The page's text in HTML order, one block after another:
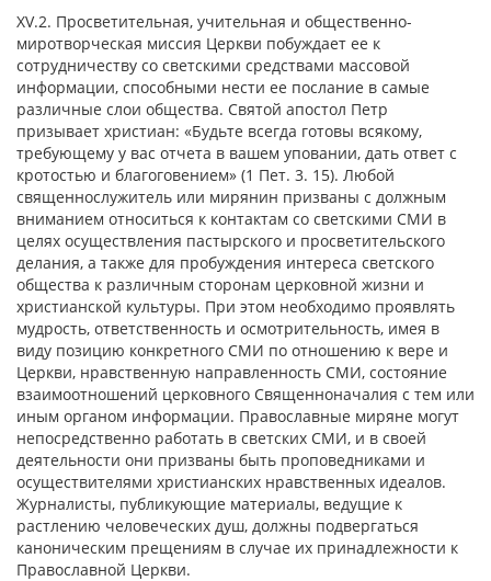
XV.2. Просветительная, учительная и общественно-
миротворческая миссия Церкви побуждает ее к
сотрудничеству со светскими средствами массовой
информации, способными нести ее послание в самые
различные слои общества. Святой апостол Петр
призывает христиан: «Будьте всегда готовы всякому,
требующему у вас отчета в вашем уповании, дать ответ с
кротостью и благоговением» (1 Пет. 3. 15). Любой
священнослужитель или мирянин призваны с должным
вниманием относиться к контактам со светскими СМИ в
целях осуществления пастырского и просветительского
делания, а также для пробуждения интереса светского
общества к различным сторонам церковной жизни и
христианской культуры. При этом необходимо проявлять
мудрость, ответственность и осмотрительность, имея в
виду позицию конкретного СМИ по отношению к вере и
Церкви, нравственную направленность СМИ, состояние
взаимоотношений церковного Священноначалия с тем или
иным органом информации. Православные миряне могут
непосредственно работать в светских СМИ, и в своей
деятельности они призваны быть проповедниками и
осуществителями христианских нравственных идеалов.
Журналисты, публикующие материалы, ведущие к
растлению человеческих душ, должны подвергаться
каноническим прещениям в случае их принадлежности к
Православной Церкви.